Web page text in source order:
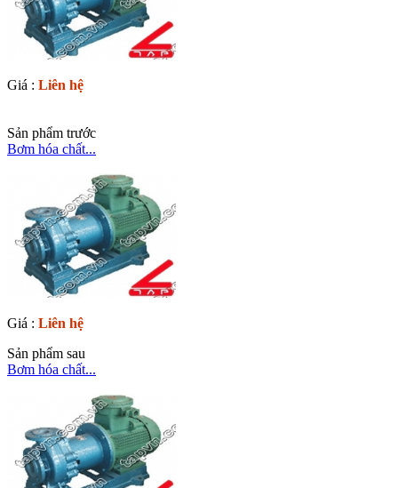
Giá : Liên hệ
Sản phẩm trước
Bơm hóa chất...
Giá : Liên hệ
Sản phẩm sau
Bơm hóa chất...